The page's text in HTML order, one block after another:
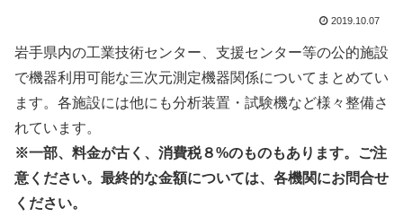
2019.10.07
岩手県内の工業技術センター、支援センター等の公的施設
で機器利用可能な三次元測定機器関係についてまとめてい
ます。各施設には他にも分析装置・試験機など様々整備さ
れています。
※一部、料金が古く、消費税８%のものもあります。ご注
意ください。最終的な金額については、各機関にお問合せ
ください。